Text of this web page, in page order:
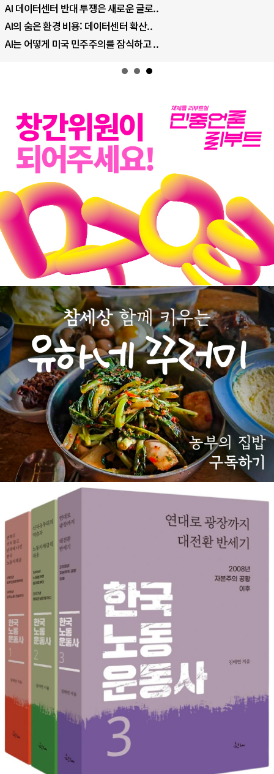
AI 데이터센터 반대 투쟁은 새로운 글로..
AI의 숨은 환경 비용: 데이터센터 확산..
AI는 어떻게 미국 민주주의를 잠식하고 ..